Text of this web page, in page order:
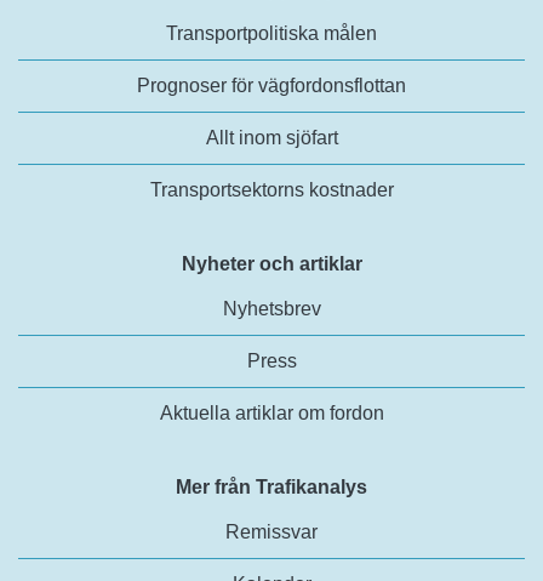
Transportpolitiska målen
Prognoser för vägfordonsflottan
Allt inom sjöfart
Transportsektorns kostnader
Nyheter och artiklar
Nyhetsbrev
Press
Aktuella artiklar om fordon
Mer från Trafikanalys
Remissvar